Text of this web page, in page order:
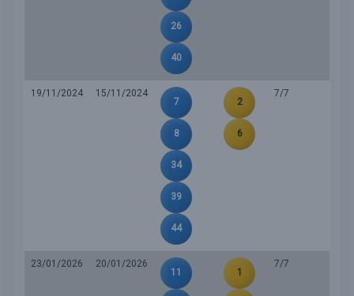
26
40
19/11/2024
15/11/2024
7
8
34
39
44
2
6
7/7
23/01/2026
20/01/2026
11
1
7/7